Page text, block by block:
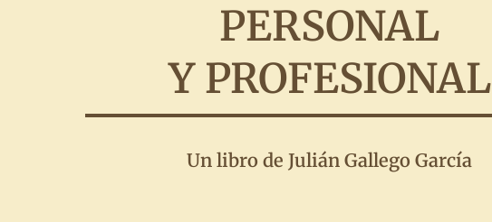
PERSONAL
Y PROFESIONAL
Un libro de Julián Gallego García